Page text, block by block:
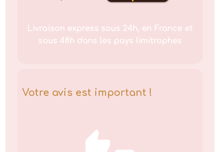
Livraison express sous 24h, en France et
sous 48h dans les pays limitrophes
Votre avis est important !